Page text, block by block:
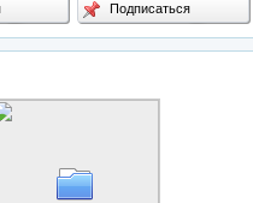
Подписаться